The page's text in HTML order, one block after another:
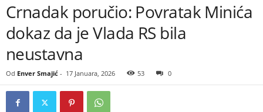
Crnadak poručio: Povratak Minića
dokaz da je Vlada RS bila
neustavna
Od Enver Smajić - 17 Januara, 2026 53 0